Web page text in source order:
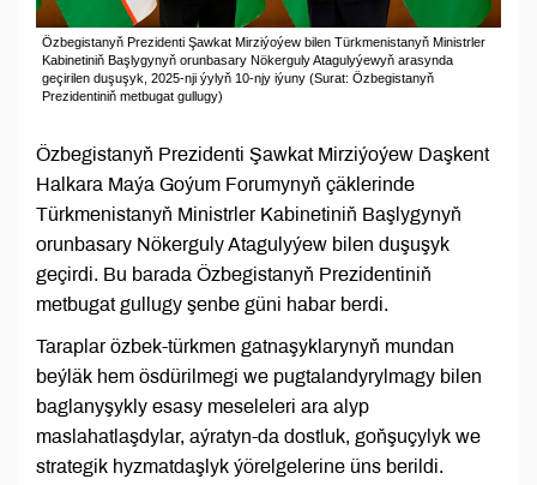
Özbegistanyň Prezidenti Şawkat Mirziýoýew bilen Türkmenistanyň Ministrler
Kabinetiniň Başlygynyň orunbasary Nökerguly Atagulyýewyň arasynda
geçirilen duşuşyk, 2025-nji ýylyň 10-njy iýuny (Surat: Özbegistanyň
Prezidentiniň metbugat gullugy)
Özbegistanyň Prezidenti Şawkat Mirziýoýew Daşkent
Halkara Maýa Goýum Forumynyň çäklerinde
Türkmenistanyň Ministrler Kabinetiniň Başlygynyň
orunbasary Nökerguly Atagulyýew bilen duşuşyk
geçirdi. Bu barada Özbegistanyň Prezidentiniň
metbugat gullugy şenbe güni habar berdi.
Taraplar özbek-türkmen gatnaşyklarynyň mundan
beýläk hem ösdürilmegi we pugtalandyrylmagy bilen
baglanyşykly esasy meseleleri ara alyp
maslahatlaşdylar, aýratyn-da dostluk, goňşuçylyk we
strategik hyzmatdaşlyk ýörelgelerine üns berildi.